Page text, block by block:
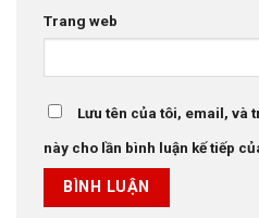
Trang web
Lưu tên của tôi, email, và
này cho lần bình luận kế tiếp